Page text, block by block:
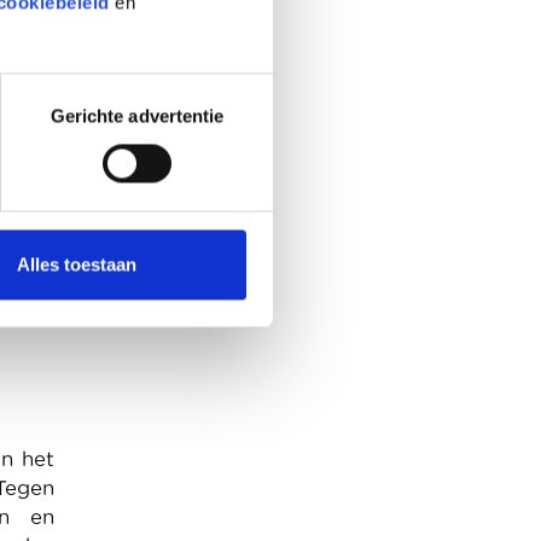
Gerichte advertentie
Alles toestaan
uit
de
het
en